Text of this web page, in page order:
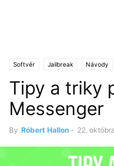
Softvér Jailbreak Návody
Tipy a triky
Messenger
By Róbert Hallon - 22.